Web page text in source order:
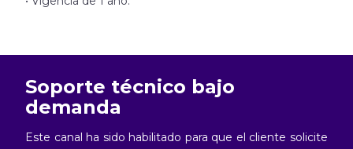
Soporte técnico bajo
demanda
Este canal ha sido habilitado para que el cliente solicite